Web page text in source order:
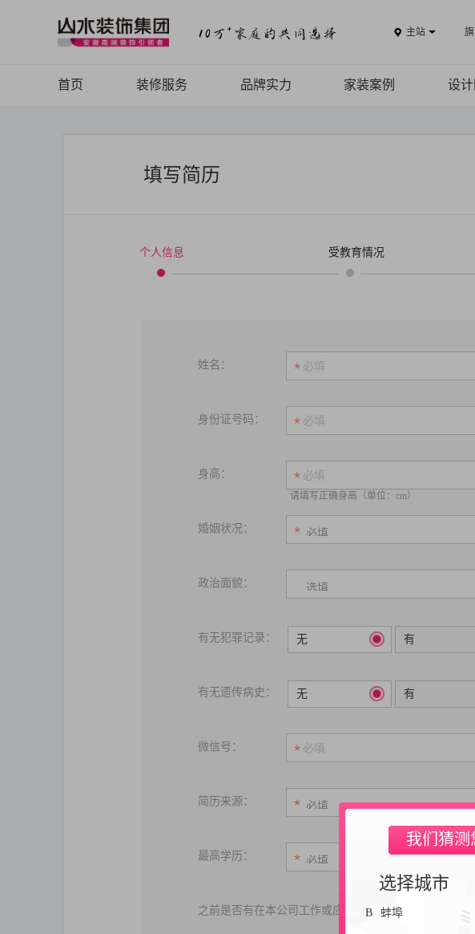
主站
首页 装修服务
山水FC软装
品牌实力 家装案例 设
填写简历
个人信息 受教育情况
姓名：
身份证号码：
身高：
请填写正确身高（单位：cm）
婚姻状况：
政治面貌：
有无犯罪记录： 无 有
有无遗传病史： 无 有
微信号：
简历来源：
最高学历：
之前是否有在本公司工作或应聘的经历：
我们猜测
选择城市
B 蚌埠